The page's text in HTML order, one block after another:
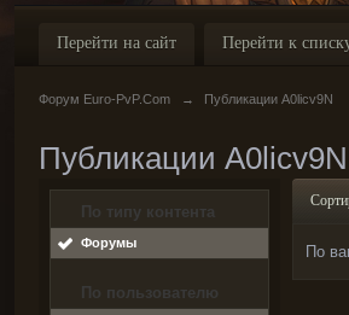
Перейти на сайт Перейти к
Форум Euro-PvP.Com → Публикации A0licv9N
Публикации A0licv9N
По типу контента
Форумы
По пользователю
По